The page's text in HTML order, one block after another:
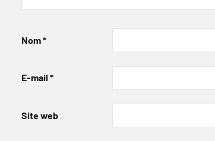
Nom*
E-mail *
Site web